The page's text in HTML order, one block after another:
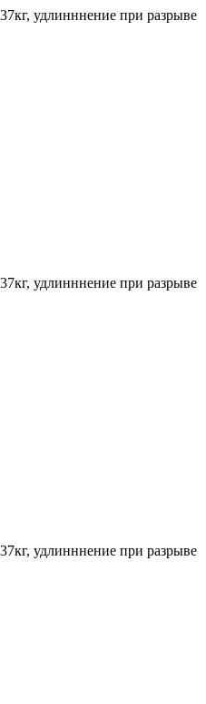
удлинннение при разрыве
удлинннение при разрыве
удлинннение при разрыве